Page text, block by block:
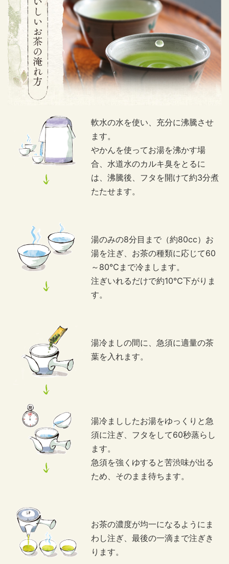
軟水の水を使い、充分に沸騰させ
ます。
やかんを使ってお湯を沸かす場
合、水道水のカルキ臭をとるに
は、沸騰後、フタを開けて約3分煮
たたせます。
湯のみの8分目まで（約80cc）お
湯を注ぎ、お茶の種類に応じて60
～80℃まで冷まします。
注ぎいれるだけで約10℃下がりま
す。
湯冷ましの間に、急須に適量の茶
葉を入れます。
湯冷まししたお湯をゆっくりと急
須に注ぎ、フタをして60秒蒸らし
ます。
急須を強くゆすると苦渋味が出る
ため、そのまま待ちます。
お茶の濃度が均一になるようにま
わし注ぎ、最後の一滴まで注ぎき
ります。